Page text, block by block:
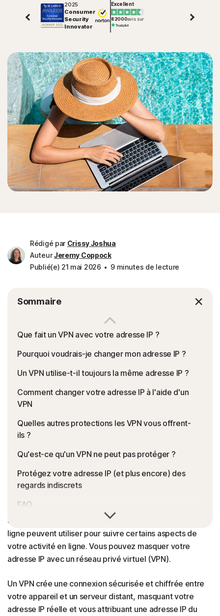
2025
Consumer
Security
Innovator
Excellent
82000avis sur
Rédigé par Crissy Joshua
AuteurJeremy Coppock
Publié(e) 21 mai 2026
9 minutes de lecture
Sommaire
Que fait un VPN avec votre adresse IP ?
Pourquoi voudrais-je changer mon adresse IP ?
Un VPN utilise-t-il toujours la même adresse IP ?
Comment changer votre adresse IP à l'aide d'un
VPN
Quelles autres protections les VPN vous offrent-
ils ?
Qu'est-ce qu'un VPN ne peut pas protéger ?
Protégez votre adresse IP (et plus encore) des
regards indiscrets
FAQ
Votre adresse IP agit comme un identifiant numérique
que les sites web, les applications et les services en
ligne peuvent utiliser pour suivre certains aspects de
votre activité en ligne. Vous pouvez masquer votre
adresse IP avec un réseau privé virtuel (VPN).
Un VPN crée une connexion sécurisée et chiffrée entre
votre appareil et un serveur distant, masquant votre
adresse IP réelle et vous attribuant une adresse IP du